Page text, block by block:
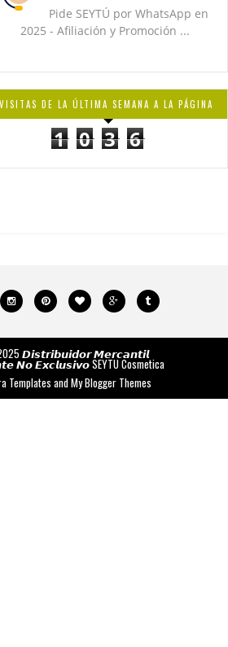
Pide SEYTÚ por WhatsApp en
2025 - Afiliación y Promoción ...
VISITAS DE LA ÚLTIMA SEMANA A LA PÁGINA
1 0 3 6
𝘿𝙞𝙨𝙩𝙧𝙞𝙗𝙪𝙞𝙙𝙤𝙧 𝙈𝙚𝙧𝙘𝙖𝙣𝙩𝙞𝙡
𝙉𝙤 𝙀𝙭𝙘𝙡𝙪𝙨𝙞𝙫𝙤SEYTU Cosmetica
TemplatesandMy Blogger Themes